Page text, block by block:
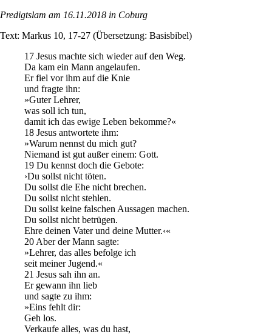
Predigtslam am 16.11.2018 in Coburg
Text: Markus 10, 17-27 (Übersetzung: Basisbibel)
17 Jesus machte sich wieder auf den Weg.
Da kam ein Mann angelaufen.
Er fiel vor ihm auf die Knie
und fragte ihn:
»Guter Lehrer,
was soll ich tun,
damit ich das ewige Leben bekomme?«
18 Jesus antwortete ihm:
»Warum nennst du mich gut?
Niemand ist gut außer einem: Gott.
19 Du kennst doch die Gebote:
›Du sollst nicht töten.
Du sollst die Ehe nicht brechen.
Du sollst nicht stehlen.
Du sollst keine falschen Aussagen machen.
Du sollst nicht betrügen.
Ehre deinen Vater und deine Mutter.‹«
20 Aber der Mann sagte:
»Lehrer, das alles befolge ich
seit meiner Jugend.«
21 Jesus sah ihn an.
Er gewann ihn lieb
und sagte zu ihm:
»Eins fehlt dir:
Geh los.
Verkaufe alles, was du hast,